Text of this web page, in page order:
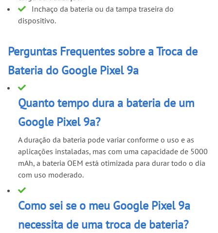
Inchaço da bateria ou da tampa traseira do
dispositivo.
Perguntas Frequentes sobre a Troca de
Bateria do Google Pixel 9a
Quanto tempo dura a bateria de um
Google Pixel 9a?
A duração da bateria pode variar conforme o uso e as
aplicações instaladas, mas com uma capacidade de 5000
mAh, a bateria OEM está otimizada para durar todo o dia
com uso moderado.
Como sei se o meu Google Pixel 9a
necessita de uma troca de bateria?